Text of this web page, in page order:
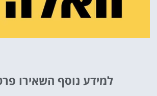
למידע נוסף השאירו